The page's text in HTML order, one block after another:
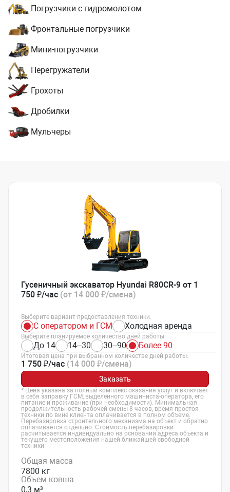
Погрузчики с гидромолотом
Фронтальные погрузчики
Мини-погрузчики
Перегружатели
Грохоты
Дробилки
Мульчеры
Гусеничный экскаватор Hyundai R80CR-9 от 1
750 ₽/час (от 14 000 ₽/смена)
Выберите вариант предоставления техники:
С оператором и ГСМ Холодная аренда
Выберите планируемое количество дней работы:
До 14 14–30 30–90 Более 90
Итоговая цена при выбранном количестве дней работы:
1 750 ₽/час (14 000 ₽/смена)
Заказать
* Цена указана за полный комплекс оказания услуг и включает
в себя заправку ГСМ, выделенного машиниста-оператора, его
питание и проживание (при необходимости). Минимальная
продолжительность рабочей смены 8 часов, время простоя
техники по вине клиента оплачивается в полном объеме.
Перебазировка строительного механизма на объект и обратно
оплачивается отдельно. Стоимость перебазировки
расчитывается индивидуально на основании адреса объекта и
текущего местоположения нашей ближайшей свободной
техники
Общая масса
7800 кг
Объем ковша
0,3 м³